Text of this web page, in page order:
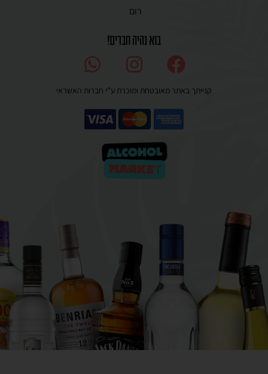
רום
בוא נהיה חברים!
קנייתך באתר מאובטחת ומוכרת ע”י חברות האשראי